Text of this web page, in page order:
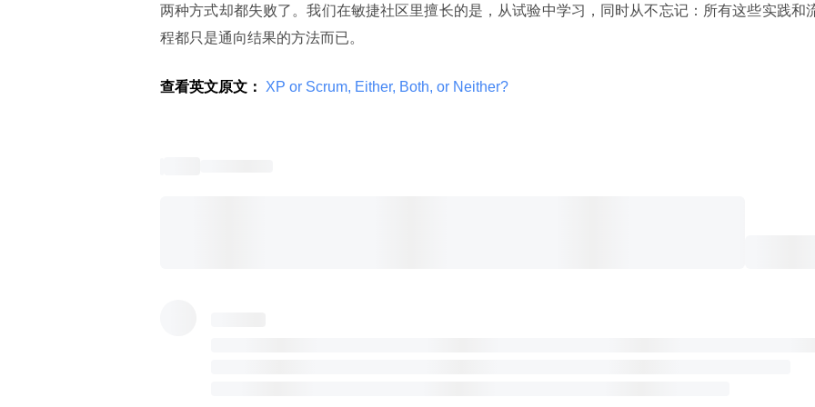
两种方式却都失败了。我们在敏捷社区里擅长的是，从试验中学习，同时从不忘记：所有这些实践和
程都只是通向结果的方法而已。
查看英文原文： XP or Scrum, Either, Both, or Neither?